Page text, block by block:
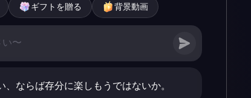
ギフトを贈る 背景動画
、ならば存分に楽しもうではないか。